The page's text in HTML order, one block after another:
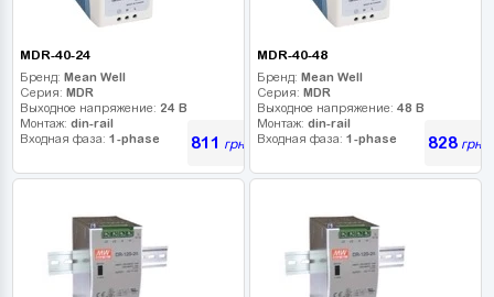
MDR-40-24
Бренд: Mean Well
Серия: MDR
Выходное напряжение: 24 В
Монтаж: din-rail
Входная фаза: 1-phase 811 грн
MDR-40-48
Бренд: Mean Well
Серия: MDR
Выходное напряжение: 48 В
Монтаж: din-rail
Входная фаза: 1-phase 828грн